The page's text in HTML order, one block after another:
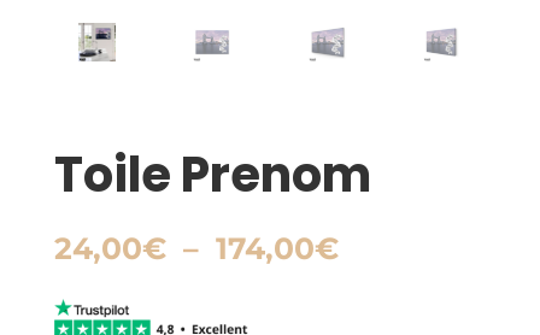
Toile Prenom
24,00€ – 174,00€Plage